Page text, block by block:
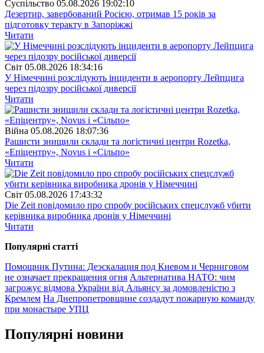
Суспiльство 05.08.2026 19:02:10
Дезертир, завербований Росією, отримав 15 років за
підготовку теракту в Запоріжжі
Читати
Свiт 05.08.2026 18:34:16
У Німеччині розслідують інциденти в аеропорту Лейпцига
через підозру російської диверсії
Читати
Війна 05.08.2026 18:07:36
Рашисти знищили склади та логістичні центри Rozetka,
«Епіцентру», Novus і «Сільпо»
Читати
Свiт 05.08.2026 17:43:32
Die Zeit повідомило про спробу російських спецслужб убити
керівника виробника дронів у Німеччині
Читати
Популярнi статтi
Помощник Путина: Деэскалация под Киевом и Черниговом
не означает прекращения огня Альтернатива НАТО: чим
загрожує відмова України від Альянсу за домовленістю з
Кремлем На Днепропетровщине создадут пожарную команду
при монастыре УПЦ
Популярнi новини